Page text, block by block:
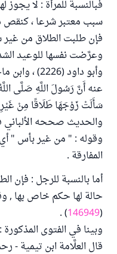
فبالنسبة للمرأة : لا
سبب معتبر شرعا ، كنقص
فإن طلبت الطلاق من
عنه أَنَّ رَسُولَ اللَّهِ صَلَّى
سَأَلَتْ زَوْجَهَا طَلَاقًا مِنْ
والحديث صححه
وقوله : " من غير بأس "
المفارقة .
أما بالنسبة للرجل :
حالة لها حكم خاص بها ,
(
146949
) .
وبينا في الفتوى